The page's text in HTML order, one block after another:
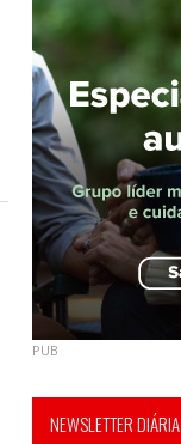
PUB
NEWSLETTER DIÁRIA